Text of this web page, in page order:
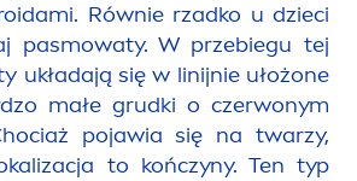
Równie rzadko u dzieci
pasmowaty. W przebiegu tej
układają się w linijnie ułożone
małe grudki o czerwonym
pojawia się na twarzy,
to kończyny. Ten typ